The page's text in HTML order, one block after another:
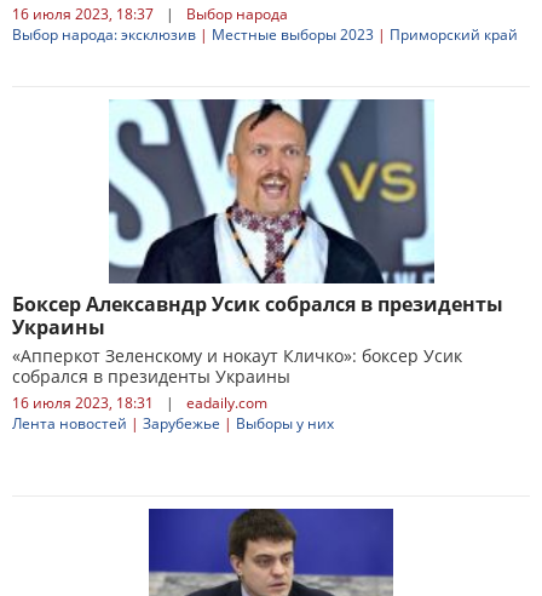
16 июля 2023, 18:37 |
Выбор народа
Выбор народа: эксклюзив | Местные выборы 2023 | Приморский край
Боксер Алексавндр Усик собрался в президенты
Украины
«Апперкот Зеленскому и нокаут Кличко»: боксер Усик
собрался в президенты Украины
16 июля 2023, 18:31 |
eadaily.com
Лента новостей | Зарубежье | Выборы у них